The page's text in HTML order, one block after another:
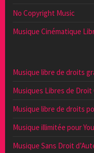
No Copyright Music
Musique Cinématique
Musique libre de droits
Musiques Libres de Droit
Musique libre de droits
Musique illimitée pour
Musique Sans Droit